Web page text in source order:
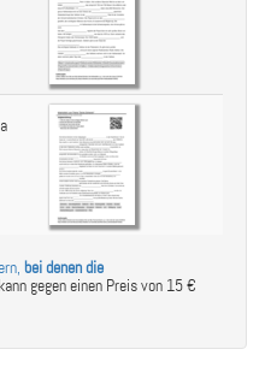
bei denen die
kann gegen einen Preis von 15 €